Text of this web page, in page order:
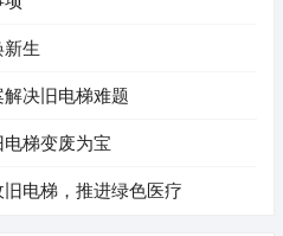
生
决旧电梯难题
梯变废为宝
电梯，推进绿色医疗